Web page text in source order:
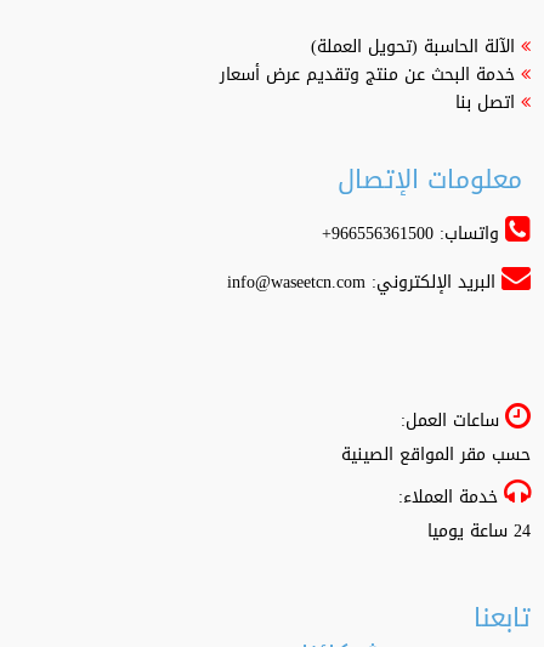
الآلة الحاسبة (تحويل العملة)
خدمة البحث عن منتج وتقديم عرض أسعار
اتصل بنا
معلومات الإتصال
واتساب: 966556361500+
البريد الإلكتروني:info@waseetcn.com
ساعات العمل:
حسب مقر المواقع الصينية
خدمة العملاء:
24 ساعة يوميا
تابعنا